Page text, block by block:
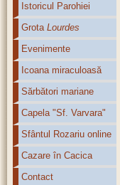
Istoricul Parohiei
Grota Lourdes
Evenimente
Icoana miraculoasă
Sărbători mariane
Capela "Sf. Varvara"
Sfântul Rozariu online
Cazare în Cacica
Contact